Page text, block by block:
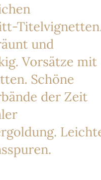
und
Vorsätze mit
Schöne
der Zeit